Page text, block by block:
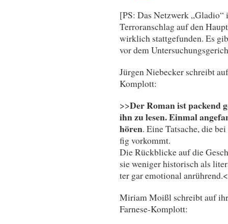
[PS: Das Netzwerk
Terroranschlag auf den
wirklich stattgefunden. Es
vor dem
Jürgen Niebecker schreibt
Komplott:
>>Der Ro­man ist pa­ckend
ihn zu le­sen. Ein­mal
hören. Ei­ne Tat­sa­che, die
fig vor­kommt.
Die Rück­bli­cke auf die
sie we­ni­ger his­to­risch als
ter gar emo­tio­nal
Miriam Moißl schreibt auf
Farnese-Komplott: